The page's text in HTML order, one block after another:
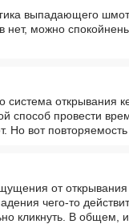
выпадающего
можно
система открывания
способ провести
Но вот повторяемость
от открывания
чего-то
кликнуть. В общем,